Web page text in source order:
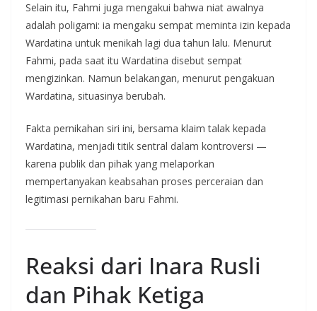
Selain itu, Fahmi juga mengakui bahwa niat awalnya
adalah poligami: ia mengaku sempat meminta izin kepada
Wardatina untuk menikah lagi dua tahun lalu. Menurut
Fahmi, pada saat itu Wardatina disebut sempat
mengizinkan. Namun belakangan, menurut pengakuan
Wardatina, situasinya berubah.
Fakta pernikahan siri ini, bersama klaim talak kepada
Wardatina, menjadi titik sentral dalam kontroversi —
karena publik dan pihak yang melaporkan
mempertanyakan keabsahan proses perceraian dan
legitimasi pernikahan baru Fahmi.
Reaksi dari Inara Rusli
dan Pihak Ketiga